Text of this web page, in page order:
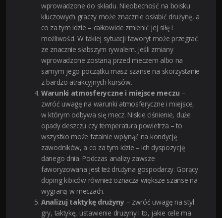
wprowadzone do składu. Nieobecność na boisku
kluczowych graczy może znacznie osłabić drużynę, a
co za tym idzie – całkowicie zmienić jej siłę i
możliwości. W takiej sytuacji faworyt może przegrać
ze znacznie słabszym rywalem. Jeśli zmiany
wprowadzone zostaną przed meczem albo na
samym jego początku masz szanse na skorzystanie
z bardzo atrakcyjnych kursów.
Warunki atmosferyczne i miejsce meczu –
zwróć uwagę na warunki atmosferyczne i miejsce,
w którym odbywa się mecz. Niskie ciśnienie, duże
opady deszczu czy temperatura powietrza – to
wszystko może fatalnie wpłynąć na kondycję
zawodników, a co za tym idzie – ich dyspozycję
danego dnia. Podczas analizy zawsze
faworyzowana jest też drużyna gospodarzy. Gorący
doping kibiców również oznacza większe szanse na
wygraną w meczach.
Analizuj taktykę drużyny – zwróć uwagę na styl
gry, taktykę, ustawienie drużyny i to, jakie cele ma